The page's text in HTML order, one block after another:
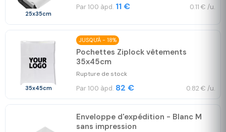
25x35cm
Par 100 àpd. 11 € 0.11 € /u.
35x45cm
JUSQU'À - 18%
Pochettes Ziplock vêtements
35x45cm
Rupture de stock
Par 100 àpd. 82 € 0.82 € /u.
Enveloppe d'expédition - Blanc M
sans impression